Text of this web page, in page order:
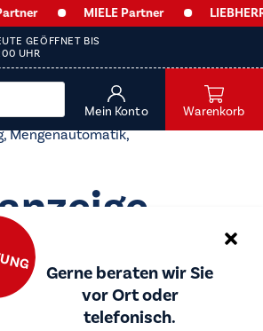
MIELE Partner LIEBHERR
GEÖFFNET BIS
UHR
Mein Konto Warenkorb
Gerne beraten wir Sie
vor Ort oder
telefonisch.
Mengenautomatik,